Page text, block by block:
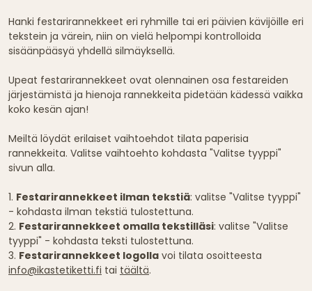
Hanki festarirannekkeet eri ryhmille tai eri päivien kävijöille eri
tekstein ja värein, niin on vielä helpompi kontrolloida
sisäänpääsyä yhdellä silmäyksellä.
Upeat festarirannekkeet ovat olennainen osa festareiden
järjestämistä ja hienoja rannekkeita pidetään kädessä vaikka
koko kesän ajan!
Meiltä löydät erilaiset vaihtoehdot tilata paperisia
rannekkeita. Valitse vaihtoehto kohdasta "Valitse tyyppi"
sivun alla.
1. Festarirannekkeet ilman tekstiä: valitse "Valitse tyyppi"
- kohdasta ilman tekstiä tulostettuna.
2. Festarirannekkeet omalla tekstilläsi: valitse "Valitse
tyyppi" - kohdasta teksti tulostettuna.
3. Festarirannekkeet logolla voi tilata osoitteesta
info@ikastetiketti.fi tai täältä.